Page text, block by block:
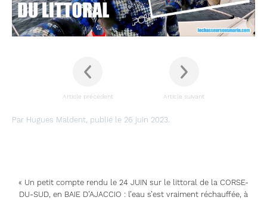
Article précédent Article suivant
Par Hugues Maldent, publié le 26 juin 2023.
« Un petit compte rendu le 24 JUIN sur le littoral de la CORSE-
DU-SUD, en BAIE D’AJACCIO : l’eau s’est vraiment réchauffée, à